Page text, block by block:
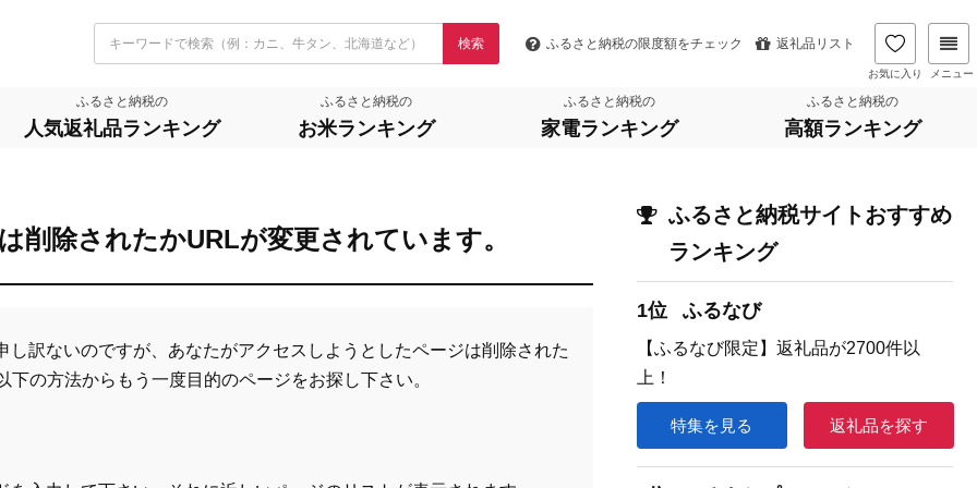
検索 ふるさと納税の限度額をチェック 返礼品リスト
お気に入り メニュー
ふるさと納税の
人気返礼品ランキング
ふるさと納税の
お米ランキング
ふるさと納税の
家電ランキング
ふるさと納税の
高額ランキング
除されたかURLが変更されています。
訳ないのですが、あなたがアクセスしようとしたページは削除された
の方法からもう一度目的のページをお探し下さい。
ふるさと納税サイトおすすめ
ランキング
1位 ふるなび
【ふるなび限定】返礼品が2700件以
上！
特集を見る 返礼品を探す